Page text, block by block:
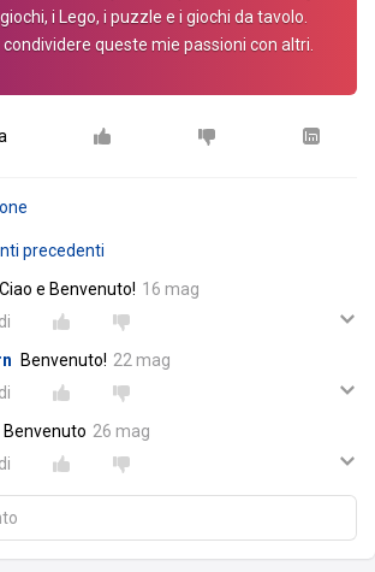
i Lego, i puzzle e i giochi da tavolo.
queste mie passioni con altri.
precedenti
Ciao e Benvenuto! 16 mag
Benvenuto! 22 mag
Benvenuto 26 mag